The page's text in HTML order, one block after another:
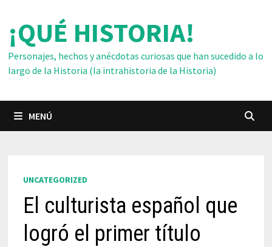
contenido
¡QUÉ HISTORIA!
Personajes, hechos y anécdotas curiosas que han sucedido a lo
largo de la Historia (la intrahistoria de la Historia)
MENÚ
UNCATEGORIZED
El culturista español que
logró el primer título